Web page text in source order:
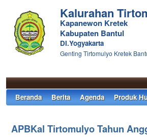
Kalurahan
Kapanewon Kretek
Kabupaten Bantul
DI.Yogyakarta
Genting Tirtomulyo Kretek
Beranda Berita Agenda Produk
APBKal Tirtomulyo Tahun